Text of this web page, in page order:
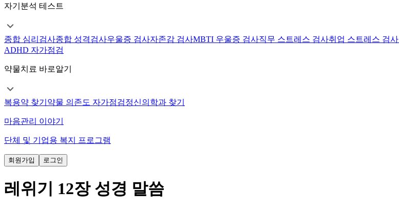
자기분석 테스트
종합 심리검사종합 성격검사우울증 검사자존감 검사MBTI 우울증 검사직무 스트레스 검사취업 스트레스 검사
ADHD 자가점검
약물치료 바로알기
복용약 찾기 약물 의존도 자가점검정신의학과 찾기
마음관리 이야기
단체 및 기업용 복지 프로그램
회원가입 로그인
레위기 12장 성경 말씀